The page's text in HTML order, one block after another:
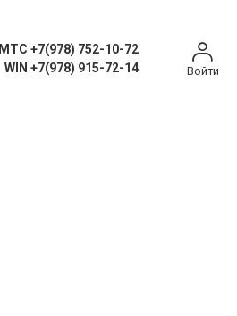
MTC +7(978) 752-10-72
WIN +7(978) 915-72-14
Войти